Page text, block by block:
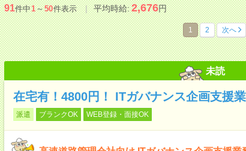
91件中1～50件表示 平均時給:2,676円
1 2 次へ
未読
在宅有！4800円！ ITガバナンス企画支援業
派遣 ブランクOK WEB登録・面接OK